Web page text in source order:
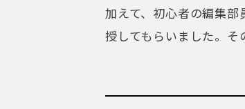
加えて、初心者の編集
授してもらいました。そ